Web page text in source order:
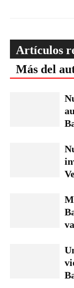
Artículos
Más del